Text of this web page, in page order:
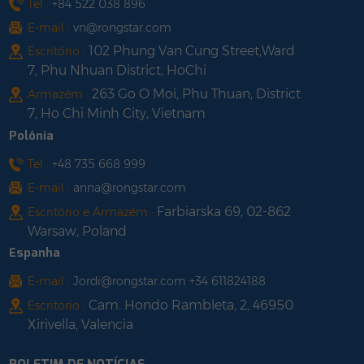
Tel : +84 522 038 896
E-mail : vn@rongstar.com
Escritório : 102 Phung Van Cung Street,Ward
7, Phu Nhuan District, HoChi
Armazém : 263 Go O Moi, Phu Thuan, District
7, Ho Chi Minh City, Vietnam
Polônia
Tel : +48 735 668 999
E-mail : anna@rongstar.com
Escritório e Armazém : Farbiarska 69, 02-862
Warsaw, Poland
Espanha
E-mail : Jordi@rongstar.com +34 611824188
Escritório : Cam. Hondo Rambleta, 2, 46950
Xirivella, Valencia